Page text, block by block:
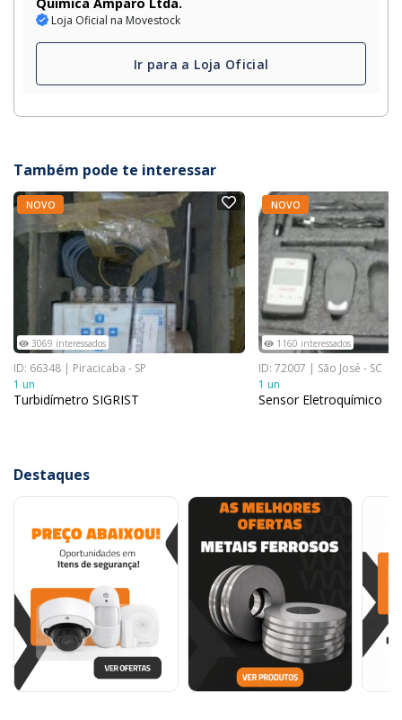
Loja Oficial na Movestock
Ir para a Loja Oficial
Também pode te interessar
NOVO
3069 interessados
ID: 66348 | Piracicaba - SP
1 un
Turbidímetro SIGRIST
NOVO
1160 interessados
ID: 72007 | São José - SC
1 un
Sensor Eletroquímico
Destaques